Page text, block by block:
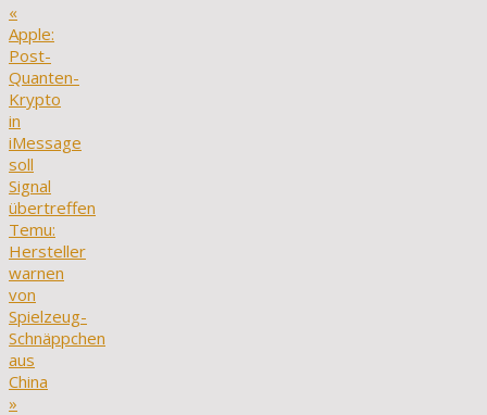
«
Apple:
Post-
Quanten-
Krypto
in
iMessage
soll
Signal
übertreffen
Temu:
Hersteller
warnen
von
Spielzeug-
Schnäppchen
aus
China
»